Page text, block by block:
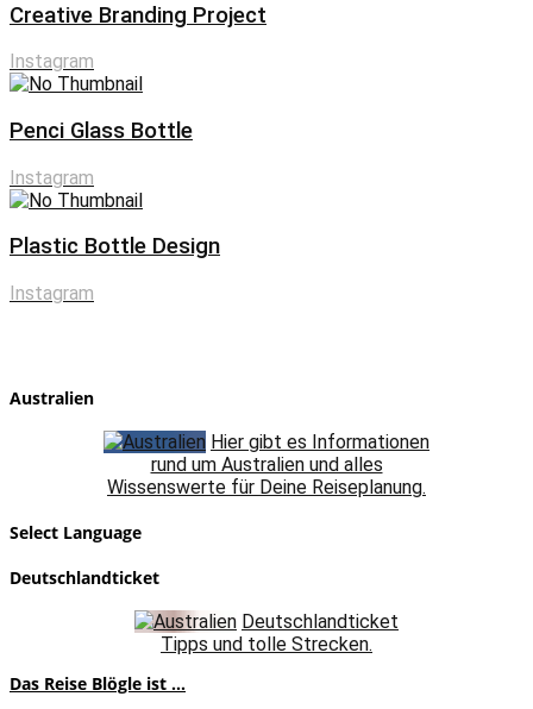
Creative Branding Project
Instagram
Penci Glass Bottle
Instagram
Plastic Bottle Design
Instagram
Australien
Hier gibt es Informationen
rund um Australien und alles
Wissenswerte für Deine Reiseplanung.
Select Language
Deutschlandticket
Deutschlandticket
Tipps und tolle Strecken.
Das Reise Blögle ist ...